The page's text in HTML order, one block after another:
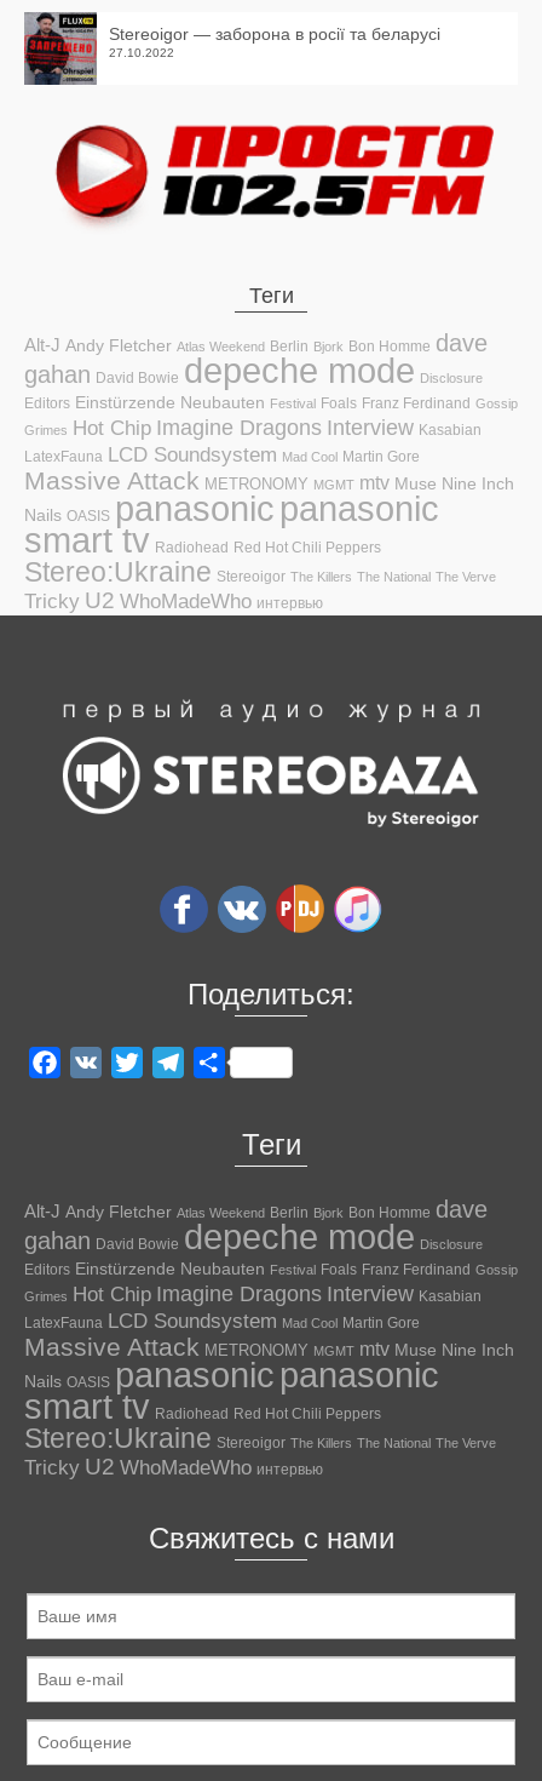
Stereoigor — заборона в росії та беларусі
27.10.2022
Теги
Alt-J Andy Fletcher Atlas Weekend Berlin Bjork Bon Homme dave
gahan David Bowie depeche mode Disclosure
Editors Einstürzende Neubauten Festival Foals Franz Ferdinand Gossip
Grimes Hot Chip Imagine Dragons Interview Kasabian
LatexFauna LCD Soundsystem Mad Cool Martin Gore
Massive Attack METRONOMY MGMT mtv Muse Nine Inch
Nails OASIS panasonic panasonic
smart tv Radiohead Red Hot Chili Peppers
Stereo:Ukraine Stereoigor The Killers The National The Verve
Tricky U2 WhoMadeWho интервью
Поделиться:
Facebook
VK Twitter TelegramОтправить
Теги
Alt-J Andy Fletcher Atlas Weekend Berlin Bjork Bon Homme dave
gahan David Bowie depeche mode Disclosure
Editors Einstürzende Neubauten Festival Foals Franz Ferdinand Gossip
Grimes Hot Chip Imagine Dragons Interview Kasabian
LatexFauna LCD Soundsystem Mad Cool Martin Gore
Massive Attack METRONOMY MGMT mtv Muse Nine Inch
Nails OASIS panasonic panasonic
smart tv Radiohead Red Hot Chili Peppers
Stereo:Ukraine Stereoigor The Killers The National The Verve
Tricky U2 WhoMadeWho интервью
Свяжитесь с нами